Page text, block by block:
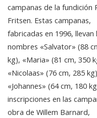
campanas de la fundición
Fritsen. Estas campanas,
fabricadas en 1996, llevan
nombres «Salvator» (88
kg), «Maria» (81 cm, 350
«Nicolaas» (76 cm, 285
«Johannes» (64 cm, 180
inscripciones en las
obra de Willem Barnard,